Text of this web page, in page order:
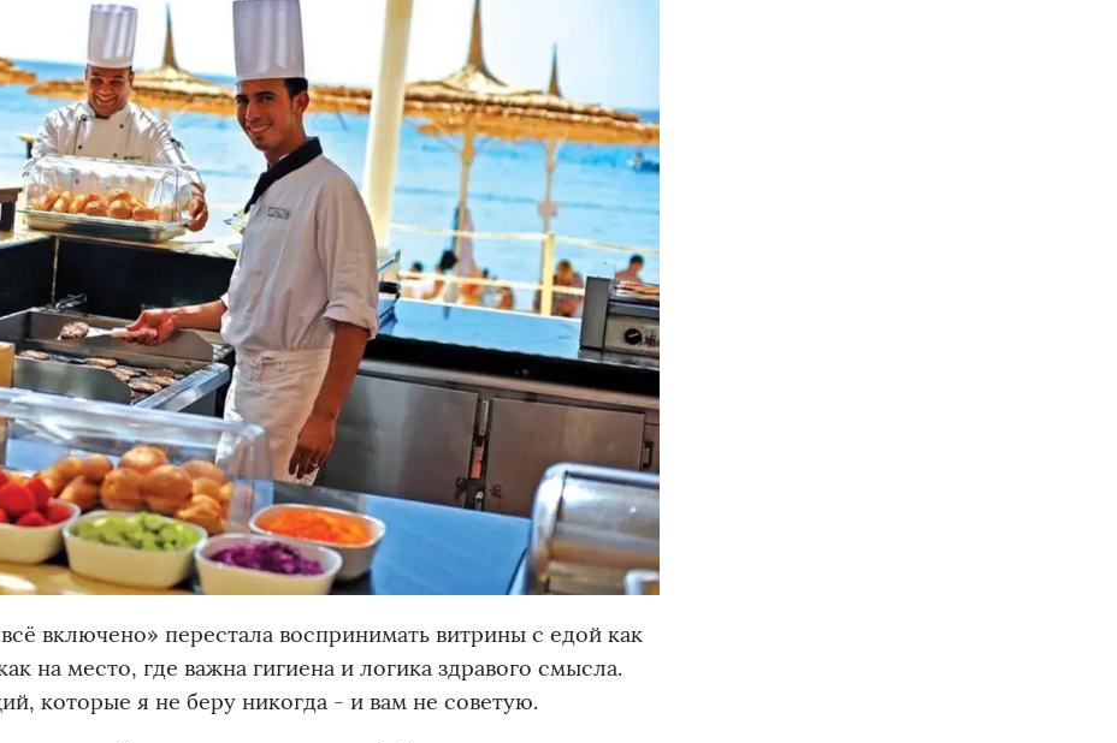
включено» перестала воспринимать витрины с едой как
на место, где важна гигиена и логика здравого смысла.
которые я не беру никогда - и вам не советую.